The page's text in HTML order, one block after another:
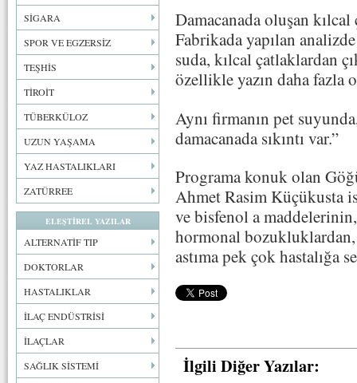
SİGARA
SPOR VE EGZERSİZ
TEŞHİS
TİROİT
TÜBERKÜLOZ
UZUN YAŞAMA
YAZ HASTALIKLARI
ZATÜRREE
ELEŞTİREL YAZILAR
ALTERNATİF TIP
DOKTORLAR
HASTALIKLAR
İLAÇ ENDÜSTRİSİ
İLAÇLAR
SAĞLIK SİSTEMİ
Damacanada oluşan
Fabrikada yapılan
suda, kılcal çatlaklardan
özellikle yazın daha fazla
Aynı firmanın pet
damacanada sıkıntı var.”
Programa konuk olan
Ahmet Rasim Küçükusta
ve bisfenol a
hormonal
astıma pek çok hastalığa
İlgili Diğer Yazılar: